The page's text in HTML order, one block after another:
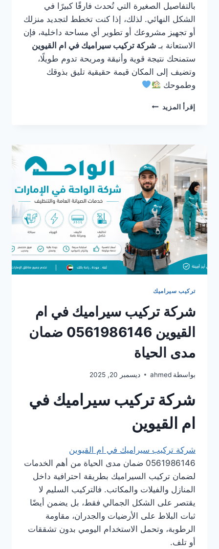
بالتفاصيل الصغيرة التي تُحدث فارقًا كبيرًا في
الشكل النهائي. لذلك، إذا كنت تخطط لتجديد منزلك
أو تجهيز مشروعك أو تطوير أي مساحة داخلية، فإن
الاستعانة بـ شركة تركيب سيراميك في ام القيوين
ستمنحك نتيجة قوية وأنيقة ومريحة تدوم طويلًا،
وتضيف إلى المكان قيمة حقيقية تليق بذوقك
وطموحك
إقرأ المزيد شركة
ام
القيوين
0561986146
تركيب سيراميك
شركة تركيب سيراميك في ام
القيوين 0561986146 ضمان
مدى الحياة
بواسطة ahmed ديسمبر 20, 2025
شركة تركيب سيراميك في
ام القيوين
شركة تركيب سيراميك في ام القيوين
0561986146 ضمان مدى الحياة من أهم الخدمات
لضمان تركيب السيراميك بطريقة احترافية داخل
المنازل والفيلات والمكاتب. فالتركيب السليم لا
يقتصر على الشكل الجمالي فقط، بل يضمن أيضًا
ثبات البلاط على الأرضيات والجدران، مقاومة
الرطوبة، وتحمل الاستخدام اليومي بدون تشققات
أو تلف.